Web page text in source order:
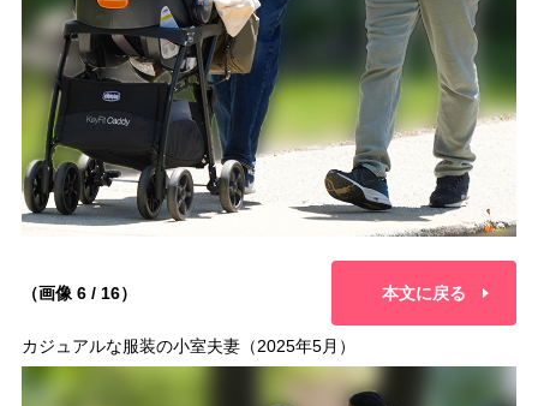
（画像 6 / 16） 本文に戻る
カジュアルな服装の小室夫妻（2025年5月）